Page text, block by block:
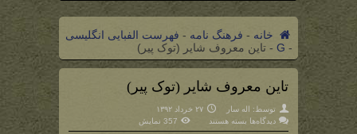
خانه - فرهنگ نامه - فهرست الفبایی انگلیسی
-
G
- تاین معروف شایر (توک پیر)
تاین معروف شایر (توک پیر)
توسط: اله سار
۲۷ خرداد ۱۳۹۲
دیدگاه‌ها برای
بسته هستند 357 نمایش